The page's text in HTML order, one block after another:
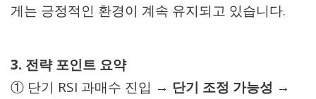
게는 긍정적인 환경이 계속 유지되고 있습니다.
3. 전략 포인트 요약
① 단기 RSI 과매수 진입 → 단기 조정 가능성 →